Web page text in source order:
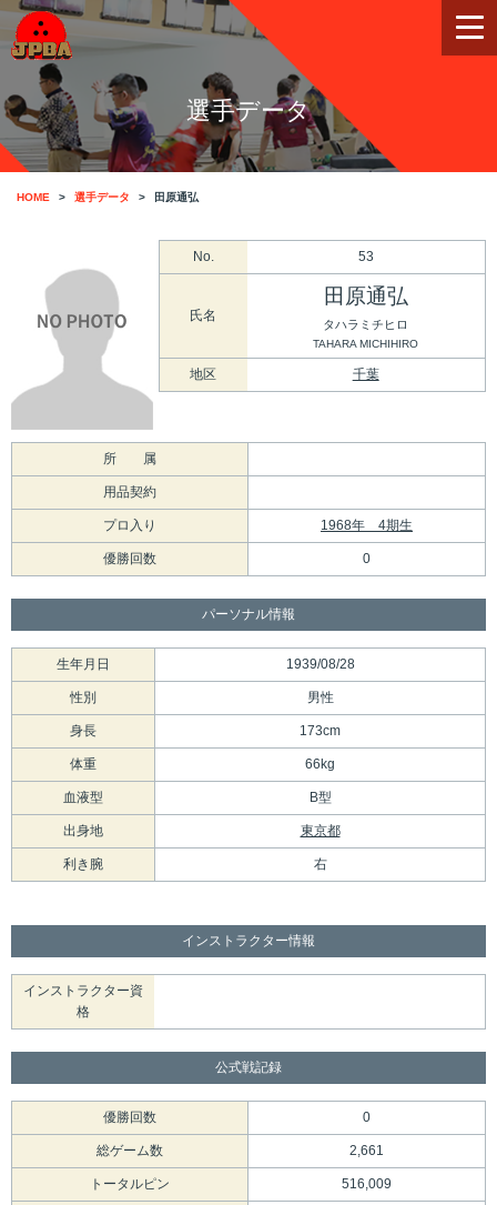
選手データ
HOME 選手データ 田原通弘
No. 53
氏名
田原通弘
タハラミチヒロ
TAHARA MICHIHIRO
地区 千葉
所 属
用品契約
プロ入り 1968年 4期生
優勝回数 0
パーソナル情報
生年月日 1939/08/28
性別 男性
身長 173cm
体重 66kg
血液型 B型
出身地 東京都
利き腕 右
インストラクター情報
インストラクター資
格
公式戦記録
優勝回数 0
総ゲーム数 2,661
トータルピン 516,009